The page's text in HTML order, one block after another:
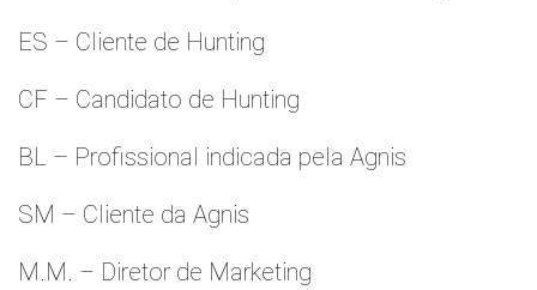
ES – Cliente de Hunting
CF – Candidato de Hunting
BL – Profissional indicada pela Agnis
SM – Cliente da Agnis
M.M. – Diretor de Marketing